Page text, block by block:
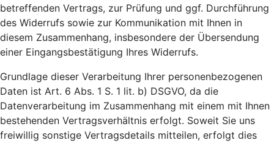
betreffenden Vertrags, zur Prüfung und ggf. Durchführung
des Widerrufs sowie zur Kommunikation mit Ihnen in
diesem Zusammenhang, insbesondere der Übersendung
einer Eingangsbestätigung Ihres Widerrufs.
Grundlage dieser Verarbeitung Ihrer personenbezogenen
Daten ist Art. 6 Abs. 1 S. 1 lit. b) DSGVO, da die
Datenverarbeitung im Zusammenhang mit einem mit Ihnen
bestehenden Vertragsverhältnis erfolgt. Soweit Sie uns
freiwillig sonstige Vertragsdetails mitteilen, erfolgt dies